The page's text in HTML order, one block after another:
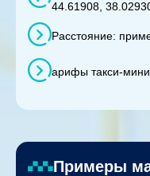
44.61908,
Расстояние:
арифы такси-
Примеры